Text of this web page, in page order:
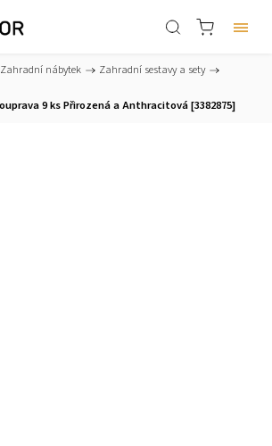
Zahradní nábytek / Zahradní sestavy a sety /
9 ks Přirozená a Anthracitová [3382875]